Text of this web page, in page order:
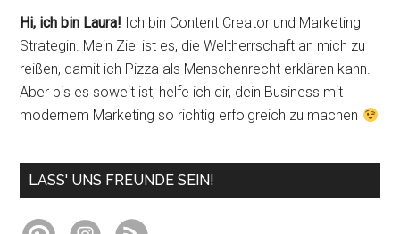
Hi, ich bin Laura! Ich bin Content Creator und Marketing
Strategin. Mein Ziel ist es, die Weltherrschaft an mich zu
reißen, damit ich Pizza als Menschenrecht erklären kann.
Aber bis es soweit ist, helfe ich dir, dein Business mit
modernem Marketing so richtig erfolgreich zu machen
LASS' UNS FREUNDE SEIN!